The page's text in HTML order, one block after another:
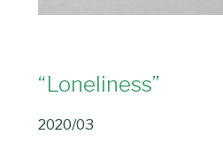
“Loneliness”
2020/03